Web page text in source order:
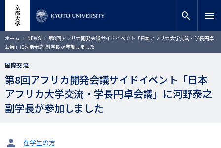
コ
ン
テ
ン
ツ
に
移
動
サイト内検索
検索
search menu
ホーム NEWS
第8回アフリカ開発会議サイドイベント「日本アフリカ大学交流・学長円卓
会議」に河野泰之 副学長が参加しました
国際交流
第8回アフリカ開発会議サイドイベント「日本
アフリカ大学交流・学長円卓会議」に河野泰之
副学長が参加しました
タ
在学生の方